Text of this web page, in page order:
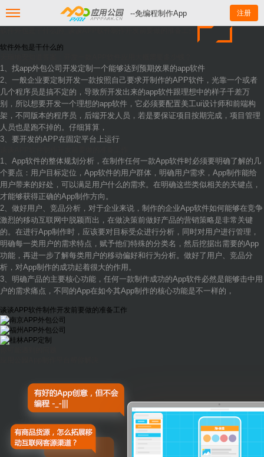
--免编程制作App 注册
软件外包是干什么的
1、找app外包公司开发定制一个能够达到预期效果的app软件
2、一般企业要定制开发一款按照自己要求开制作的APP软件，光靠一个或者
几个程序员是搞不定的，导致所开发出来的app软件跟理想中的样子千差万
别，所以想要开发一个理想的app软件，它必须要配置美工ui设计师和前端构
架，不同版本的程序员，后端开发人员，若是要保证项目按期完成，项目管理
人员也是跑不掉的。仔细算算，
3、要开发的APP在固定平台上运行
1、App软件的整体规划分析，在制作任何一款App软件时必须要明确了解的几
个要点：用户目标定位，App软件的用户群体，明确用户需求，App制作能给
用户带来的好处，可以满足用户什么的需求。在明确这些类似相关的关键点，
才能够获得正确的App制作方向。
2、做好用户、竞品分析，对于企业来说，制作的企业App软件如何能够在竞争
激烈的移动互联网中脱颖而出，在做决策前做好产品的营销策略是非常关键
的。在进行App制作时，应该要对目标受众进行分析，同时对用户进行管理，
明确每一类用户的需求特点，赋予他们特殊的分类名，然后挖据出需要的App
功能，再进一步了解每类用户的移动偏好和行为分析。做好了用户、竞品分
析，对App制作的成功起着很大的作用。
3、明确产品的主要核心功能，任何一款制作成功的App软件必然是能够击中用
户的需求痛点，不同的App在如今其App制作的核心功能是不一样的，
谈谈APP软件制作开发前要做的准备工作